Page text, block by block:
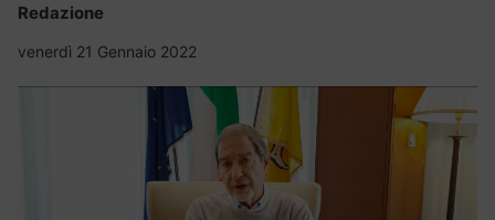
Redazione
venerdì 21 Gennaio 2022